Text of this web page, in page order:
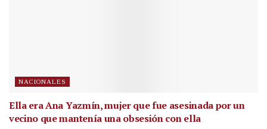
NACIONALES
Ella era Ana Yazmín, mujer que fue asesinada por un
vecino que mantenía una obsesión con ella